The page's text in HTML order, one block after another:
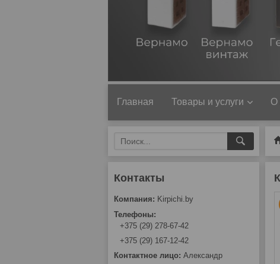
Главная Товары и услуги О
Kirpichi.by
+375 (29) 278-67-42
+375 (29) 167-12-42
Александр